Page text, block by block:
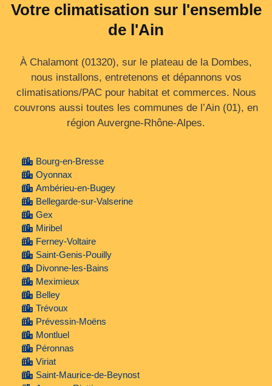
Votre climatisation sur l'ensemble
de l'Ain
À Chalamont (01320), sur le plateau de la Dombes,
nous installons, entretenons et dépannons vos
climatisations/PAC pour habitat et commerces. Nous
couvrons aussi toutes les communes de l’Ain (01), en
région Auvergne‑Rhône‑Alpes.
Bourg-en-Bresse
Oyonnax
Ambérieu-en-Bugey
Bellegarde-sur-Valserine
Gex
Miribel
Ferney-Voltaire
Saint-Genis-Pouilly
Divonne-les-Bains
Meximieux
Belley
Trévoux
Prévessin-Moëns
Montluel
Péronnas
Viriat
Saint-Maurice-de-Beynost